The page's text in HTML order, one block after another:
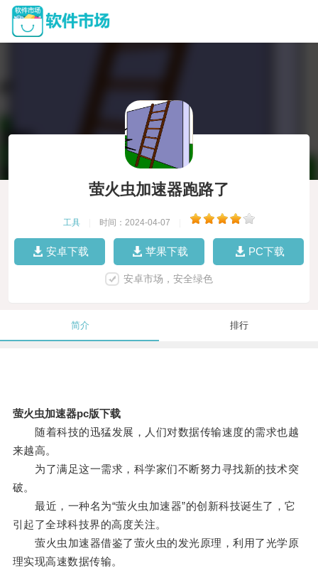
萤火虫加速器跑路了
工具 时间：2024-04-07
安卓下载 苹果下载 PC下载
安卓市场，安全绿色
简介 排行
萤火虫加速器pc版下载
随着科技的迅猛发展，人们对数据传输速度的需求也越
来越高。
为了满足这一需求，科学家们不断努力寻找新的技术突
破。
最近，一种名为“萤火虫加速器”的创新科技诞生了，它
引起了全球科技界的高度关注。
萤火虫加速器借鉴了萤火虫的发光原理，利用了光学原
理实现高速数据传输。